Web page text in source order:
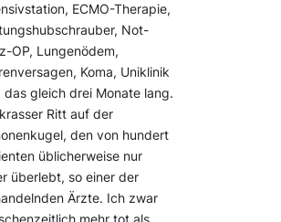
ECMO-Therapie,
Not-
OP, Lungenödem,
Koma, Uniklinik
das gleich drei Monate lang.
Ritt auf der
den von hundert
üblicherweise nur
überlebt, so einer der
Ärzte. Ich zwar
mehr tot als